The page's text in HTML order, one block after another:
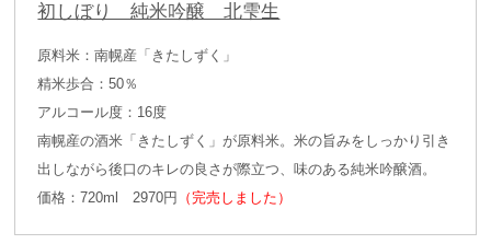
初しぼり 純米吟醸 北雫生
原料米：南幌産「きたしずく」
精米歩合：50％
アルコール度：16度
南幌産の酒米「きたしずく」が原料米。米の旨みをしっかり引き
出しながら後口のキレの良さが際立つ、味のある純米吟醸酒。
価格：720ml 2970円
（完売しました）